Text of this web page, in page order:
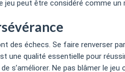
peut être considéré comme
des échecs. Se faire renverser
une qualité essentielle pour
s’améliorer. Ne pas blâmer le